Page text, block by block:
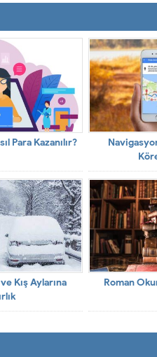
Para Kazanılır?
Kış Aylarına
Roman